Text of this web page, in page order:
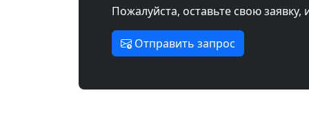
Пожалуйста, оставьте свою
Отправить запрос